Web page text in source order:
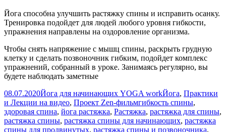
Йога способна улучшить растяжку спины и исправить осанку.
Тренировка подойдет для людей любого уровня гибкости,
упражнения направлены на оздоровление организма.
Чтобы снять напряжение с мышц спины, раскрыть грудную
клетку и сделать позвоночник гибким, подойдет комплекс
упражнений, собранный в уроке. Занимаясь регулярно, вы
будете наблюдать заметные
Опубликовано
08.07.2020Автор
Йога для начинающих YOGA workРубрики
Йога, Практики
и Лекции на видео, Проект Zen-фильмМетки
гибкость спины,
здоровая спина, йога растяжка, Растяжка, растяжка для спины,
растяжка спины, растяжка спины для начинающих, растяжка
спины для продвинутых, растяжка спины и позвоночника,